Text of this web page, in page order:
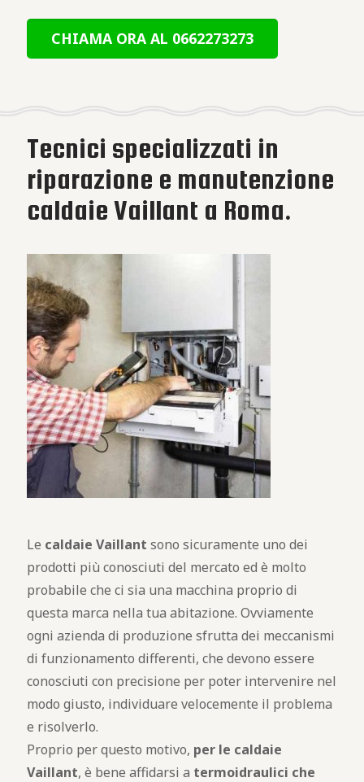
CHIAMA ORA AL 0662273273
Tecnici specializzati in
riparazione e manutenzione
caldaie Vaillant a Roma.
Le caldaie Vaillant sono sicuramente uno dei
prodotti più conosciuti del mercato ed è molto
probabile che ci sia una macchina proprio di
questa marca nella tua abitazione. Ovviamente
ogni azienda di produzione sfrutta dei meccanismi
di funzionamento differenti, che devono essere
conosciuti con precisione per poter intervenire nel
modo giusto, individuare velocemente il problema
e risolverlo.
Proprio per questo motivo, per le caldaie
Vaillant, è bene affidarsi a termoidraulici che